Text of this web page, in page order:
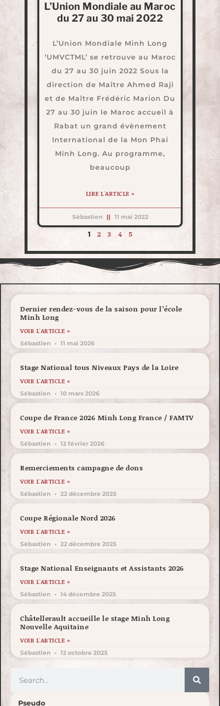
L’Union Mondiale au Maroc
du 27 au 30 mai 2022
L’Union Mondiale Minh Long
‘UMVCTML’ se retrouve au Maroc
du 27 au 30 juin 2022 Sous la
direction de Maître Ahmed Raji
et de Maître Frédéric Marion Du
27 au 30 juin le Maroc accueil à
Rabat un grand évènement
International de la Mon Phai
Minh Long. Au programme,
beaucoup
LIRE L'ARTICLE »
Sébastien 11 mai 2022
1 2 3 4 5
Dernier rendez-vous de la saison pour l’école
Minh Long
VOIR L'ARTICLE »
Sébastien 11 mai 2026
Stage National tous Niveaux Pays de la Loire
VOIR L'ARTICLE »
Sébastien 10 mars 2026
Coupe de France 2026 Minh Long France / FAMTV
VOIR L'ARTICLE »
Sébastien 12 février 2026
Remerciements campagne de dons
VOIR L'ARTICLE »
Sébastien 22 décembre 2025
Coupe Régionale Nord 2026
VOIR L'ARTICLE »
Sébastien 22 décembre 2025
Stage National Enseignants et Assistants 2026
VOIR L'ARTICLE »
Sébastien 14 décembre 2025
Châtellerault accueille le stage Minh Long
Nouvelle Aquitaine
VOIR L'ARTICLE »
Sébastien 12 octobre 2025
Pseudo